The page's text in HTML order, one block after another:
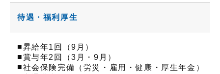
待遇・福利厚生
■昇給年1回（9月）
■ 賞与年2回（3月・9月）
■社会保険完備（労災・雇用・健康・厚生年金）